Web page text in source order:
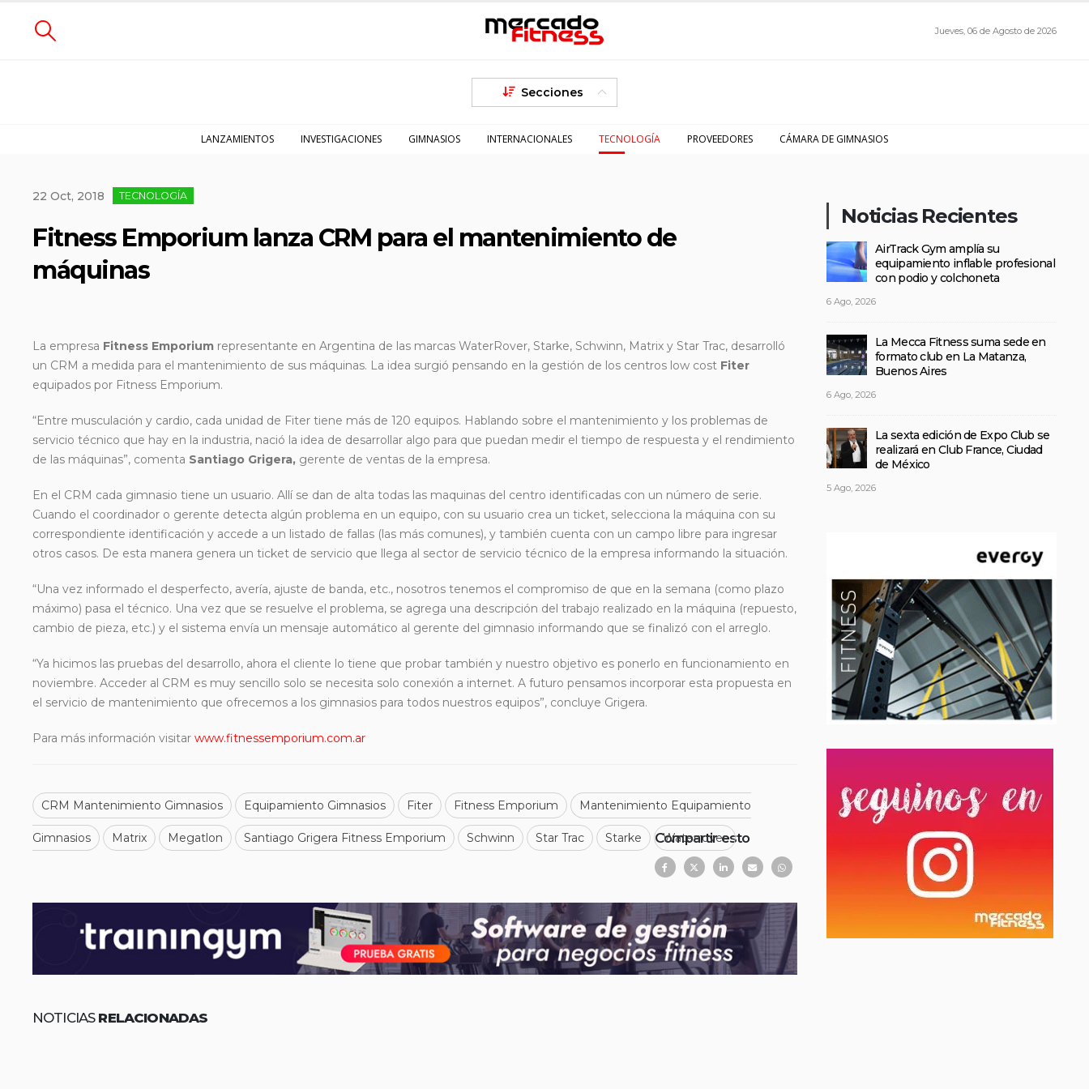
Jueves, 06 de Agosto de 2026
Secciones
LANZAMIENTOS INVESTIGACIONES GIMNASIOS INTERNACIONALES TECNOLOGÍA PROVEEDORES CÁMARA DE GIMNASIOS
22 Oct, 2018 TECNOLOGÍA
Fitness Emporium lanza CRM para el mantenimiento de
máquinas
La empresa Fitness Emporium representante en Argentina de las marcas WaterRover, Starke, Schwinn, Matrix y Star Trac, desarrolló
un CRM a medida para el mantenimiento de sus máquinas. La idea surgió pensando en la gestión de los centros low cost Fiter
equipados por Fitness Emporium.
“Entre musculación y cardio, cada unidad de Fiter tiene más de 120 equipos. Hablando sobre el mantenimiento y los problemas de
servicio técnico que hay en la industria, nació la idea de desarrollar algo para que puedan medir el tiempo de respuesta y el rendimiento
de las máquinas”, comenta Santiago Grigera, gerente de ventas de la empresa.
En el CRM cada gimnasio tiene un usuario. Allí se dan de alta todas las maquinas del centro identificadas con un número de serie.
Cuando el coordinador o gerente detecta algún problema en un equipo, con su usuario crea un ticket, selecciona la máquina con su
correspondiente identificación y accede a un listado de fallas (las más comunes), y también cuenta con un campo libre para ingresar
otros casos. De esta manera genera un ticket de servicio que llega al sector de servicio técnico de la empresa informando la situación.
“Una vez informado el desperfecto, avería, ajuste de banda, etc., nosotros tenemos el compromiso de que en la semana (como plazo
máximo) pasa el técnico. Una vez que se resuelve el problema, se agrega una descripción del trabajo realizado en la máquina (repuesto,
cambio de pieza, etc.) y el sistema envía un mensaje automático al gerente del gimnasio informando que se finalizó con el arreglo.
“Ya hicimos las pruebas del desarrollo, ahora el cliente lo tiene que probar también y nuestro objetivo es ponerlo en funcionamiento en
noviembre. Acceder al CRM es muy sencillo solo se necesita solo conexión a internet. A futuro pensamos incorporar esta propuesta en
el servicio de mantenimiento que ofrecemos a los gimnasios para todos nuestros equipos”, concluye Grigera.
Para más información visitar www.fitnessemporium.com.ar
CRM Mantenimiento Gimnasios Equipamiento Gimnasios Fiter Fitness Emporium Mantenimiento Equipamiento
Gimnasios Matrix Megatlon Santiago Grigera Fitness Emporium Schwinn Star Trac Starke Waterrover
Compartir esto
NOTICIAS RELACIONADAS
Noticias Recientes
AirTrack Gym amplía su
equipamiento inflable profesional
con podio y colchoneta
6 Ago, 2026
La Mecca Fitness suma sede en
formato club en La Matanza,
Buenos Aires
6 Ago, 2026
La sexta edición de Expo Club se
realizará en Club France, Ciudad
de México
5 Ago, 2026